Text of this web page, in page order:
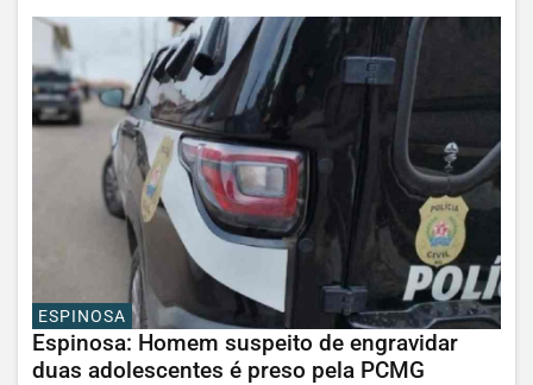
ESPINOSA
Espinosa: Homem suspeito de engravidar
duas adolescentes é preso pela PCMG